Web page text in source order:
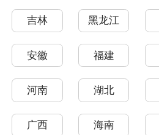
吉林 黑龙江
安徽 福建
河南 湖北
广西 海南